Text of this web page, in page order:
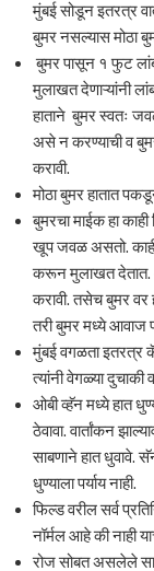
मुंबई सोडून इतरत्र
बुमर नसल्यास मोठा
बुमर पासून १ फुट
मुलाखत देणाऱ्यांनी
हाताने बुमर स्वतः
असे न करण्याची व
करावी.
मोठा बुमर हातात
बुमरचा माईक हा
खूप जवळ असतो.
करून मुलाखत देतात.
करावी. तसेच बुमर वर
तरी बुमर मध्ये आवाज
मुंबई वगळता इतरत्र
त्यांनी वेगळ्या दुचाकी
ओबी व्हॅन मध्ये हात
ठेवावा. वार्तांकन
साबणाने हात धुवावे.
धुण्याला पर्याय नाही.
फिल्ड वरील सर्व
नॉर्मल आहे की नाही
रोज सोबत असलेले